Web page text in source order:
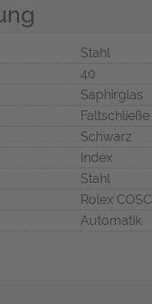
Stahl
40
Saphirglas
Faltschließe
Schwarz
Index
Stahl
Rolex COSC
Automatik